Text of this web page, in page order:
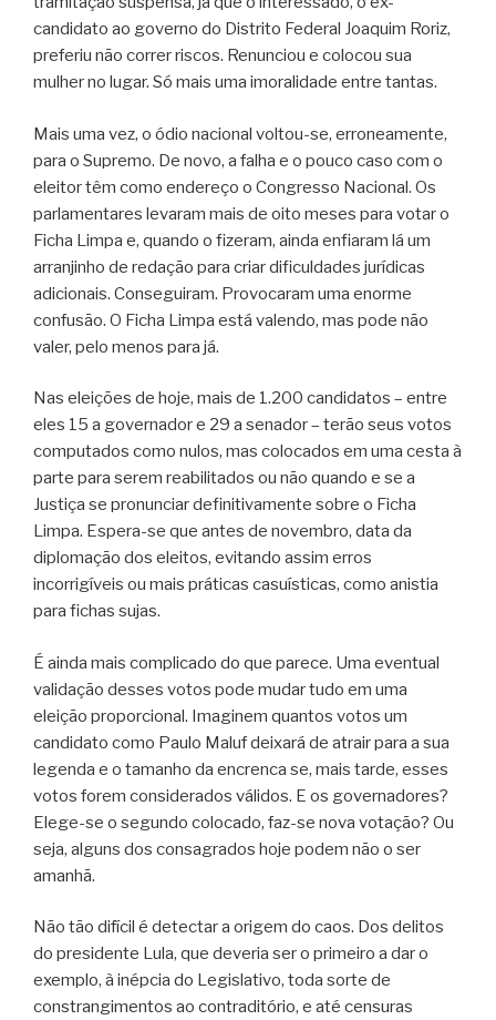
candidato ao governo do Distrito Federal Joaquim Roriz,
preferiu não correr riscos. Renunciou e colocou sua
mulher no lugar. Só mais uma imoralidade entre tantas.
Mais uma vez, o ódio nacional voltou-se, erroneamente,
para o Supremo. De novo, a falha e o pouco caso com o
eleitor têm como endereço o Congresso Nacional. Os
parlamentares levaram mais de oito meses para votar o
Ficha Limpa e, quando o fizeram, ainda enfiaram lá um
arranjinho de redação para criar dificuldades jurídicas
adicionais. Conseguiram. Provocaram uma enorme
confusão. O Ficha Limpa está valendo, mas pode não
valer, pelo menos para já.
Nas eleições de hoje, mais de 1.200 candidatos – entre
eles 15 a governador e 29 a senador – terão seus votos
computados como nulos, mas colocados em uma cesta à
parte para serem reabilitados ou não quando e se a
Justiça se pronunciar definitivamente sobre o Ficha
Limpa. Espera-se que antes de novembro, data da
diplomação dos eleitos, evitando assim erros
incorrigíveis ou mais práticas casuísticas, como anistia
para fichas sujas.
É ainda mais complicado do que parece. Uma eventual
validação desses votos pode mudar tudo em uma
eleição proporcional. Imaginem quantos votos um
candidato como Paulo Maluf deixará de atrair para a sua
legenda e o tamanho da encrenca se, mais tarde, esses
votos forem considerados válidos. E os governadores?
Elege-se o segundo colocado, faz-se nova votação? Ou
seja, alguns dos consagrados hoje podem não o ser
amanhã.
Não tão difícil é detectar a origem do caos. Dos delitos
do presidente Lula, que deveria ser o primeiro a dar o
exemplo, à inépcia do Legislativo, toda sorte de
constrangimentos ao contraditório, e até censuras